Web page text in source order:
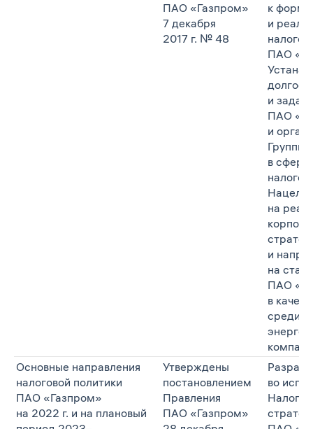
ПАО «Газпром»
7 декабря
2017 г. № 48
к
и
ПАО
и задачи
ПАО
и
Группы
в сфере
на
и
на
ПАО
в
среди
Основные направления
налоговой политики
ПАО «Газпром»
на 2022 г. и на плановый
Утверждены
постановлением
Правления
ПАО «Газпром»
во